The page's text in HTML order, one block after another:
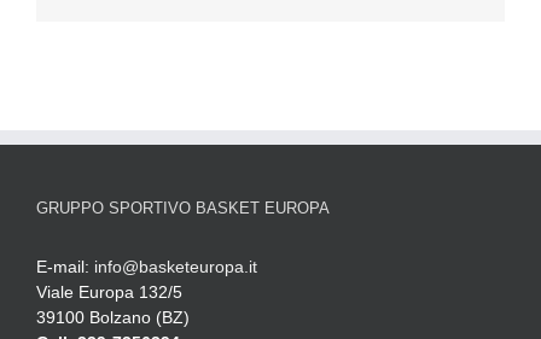
GRUPPO SPORTIVO BASKET EUROPA
E-mail: info@basketeuropa.it
Viale Europa 132/5
39100 Bolzano (BZ)